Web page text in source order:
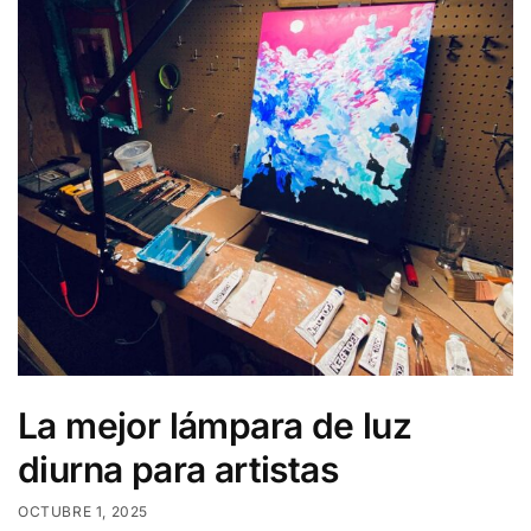
La mejor lámpara de luz
diurna para artistas
OCTUBRE 1, 2025